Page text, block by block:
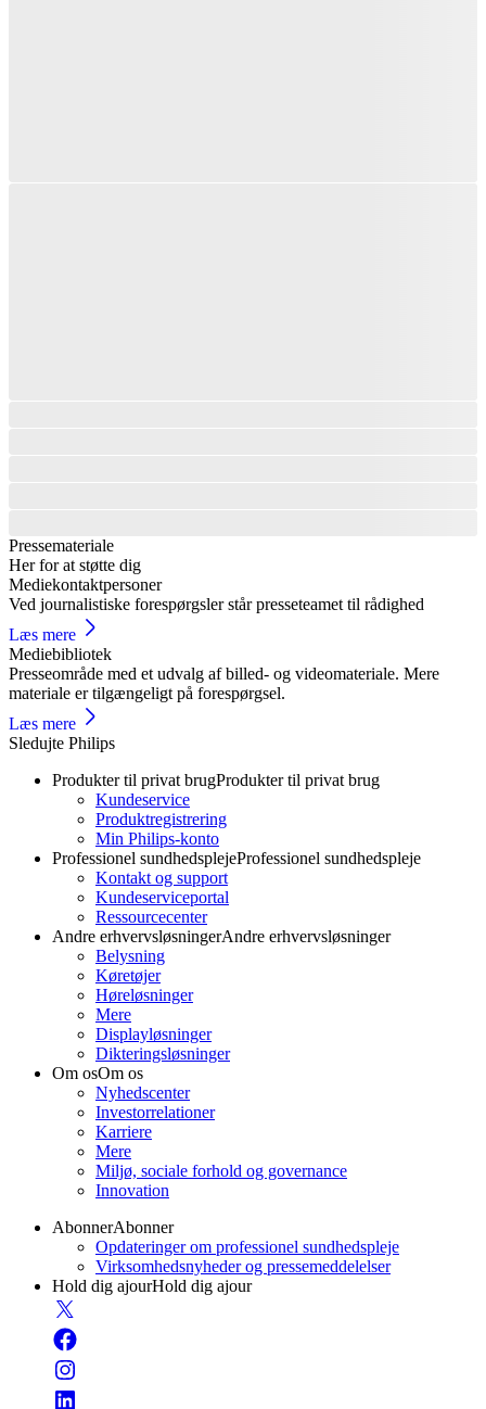
Pressemateriale
Her for at støtte dig
Mediekontaktpersoner
Ved journalistiske forespørgsler står presseteamet til rådighed
Læs mere
Mediebibliotek
Presseområde med et udvalg af billed- og videomateriale. Mere
materiale er tilgængeligt på forespørgsel.
Læs mere
Sledujte Philips
Produkter til privat brugProdukter til privat brug
Kundeservice
Produktregistrering
Min Philips-konto
Professionel sundhedsplejeProfessionel sundhedspleje
Kontakt og support
Kundeserviceportal
Ressourcecenter
Andre erhvervsløsningerAndre erhvervsløsninger
Belysning
Køretøjer
Høreløsninger
Mere
Displayløsninger
Dikteringsløsninger
Om osOm os
Nyhedscenter
Investorrelationer
Karriere
Mere
Miljø, sociale forhold og governance
Innovation
AbonnerAbonner
Opdateringer om professionel sundhedspleje
Virksomhedsnyheder og pressemeddelelser
Hold dig ajourHold dig ajour